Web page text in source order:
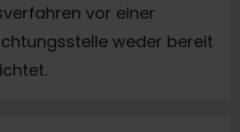
vor einer
weder bereit